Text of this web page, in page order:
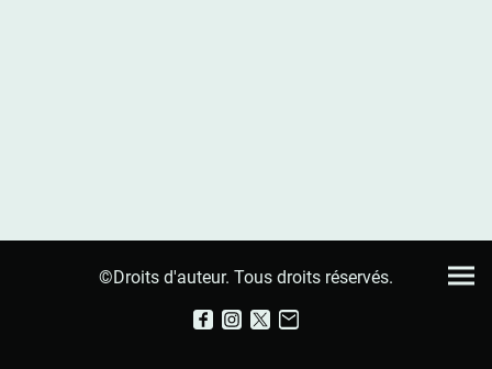
©Droits d'auteur. Tous droits réservés.